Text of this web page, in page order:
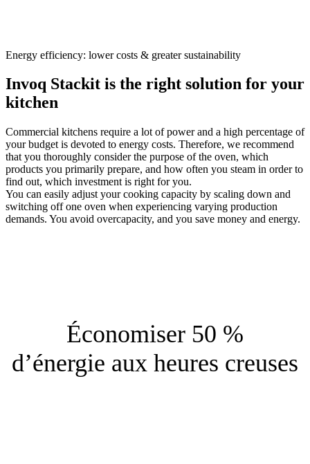
Energy efficiency: lower costs & greater sustainability
Invoq Stackit is the right solution for your
kitchen
Commercial kitchens require a lot of power and a high percentage of
your budget is devoted to energy costs. Therefore, we recommend
that you thoroughly consider the purpose of the oven, which
products you primarily prepare, and how often you steam in order to
find out, which investment is right for you.
You can easily adjust your cooking capacity by scaling down and
switching off one oven when experiencing varying production
demands. You avoid overcapacity, and you save money and energy.
Économiser 50 %
d’énergie aux heures creuses